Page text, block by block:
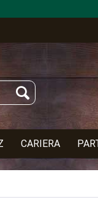
CARIERA